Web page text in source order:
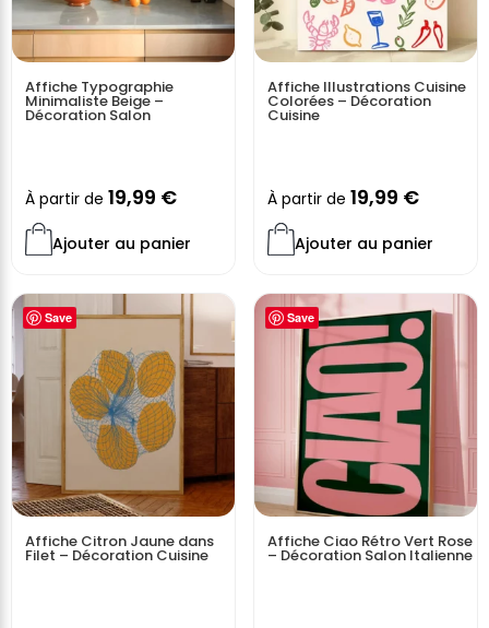
Affiche Typographie
Minimaliste Beige –
Décoration Salon
À partir de 19,99 €
Ajouter au panier
Affiche Illustrations Cuisine
Colorées – Décoration
Cuisine
À partir de 19,99 €
Ajouter au panier
Save
Affiche Citron Jaune dans
Filet – Décoration Cuisine
Save
Affiche Ciao Rétro Vert Rose
– Décoration Salon Italienne